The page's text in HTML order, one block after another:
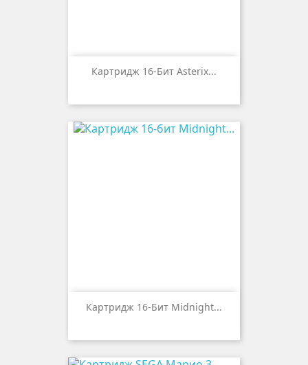
Картридж 16-Бит Asterix...
Картридж 16-Бит Midnight...